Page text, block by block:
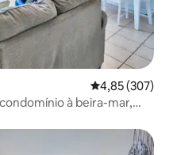
4,85 de uma
4,85 (307)
à beira-mar,